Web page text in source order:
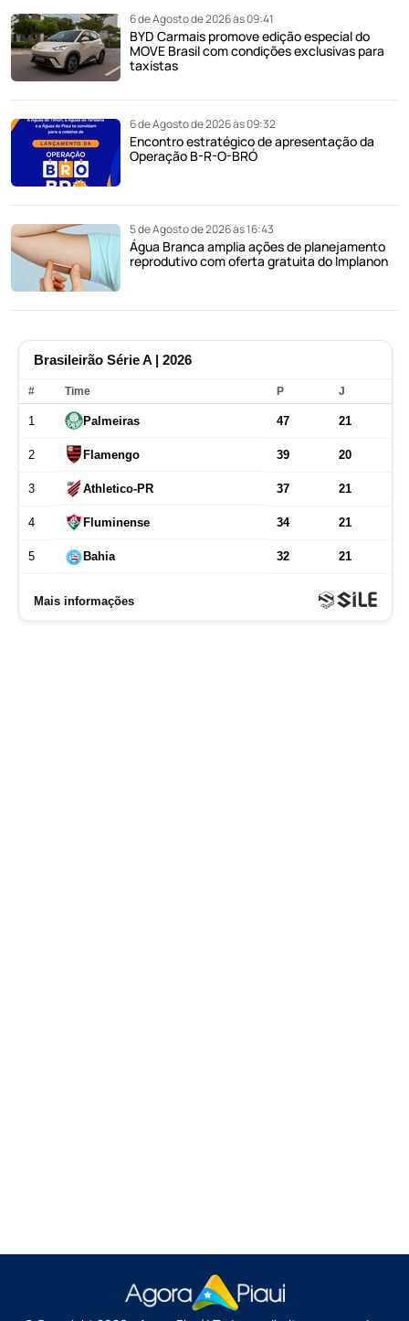
6 de Agosto de 2026 às 09:41
BYD Carmais promove edição especial do
MOVE Brasil com condições exclusivas para
taxistas
6 de Agosto de 2026 às 09:32
Encontro estratégico de apresentação da
Operação B-R-O-BRÓ
5 de Agosto de 2026 às 16:43
Água Branca amplia ações de planejamento
reprodutivo com oferta gratuita do Implanon